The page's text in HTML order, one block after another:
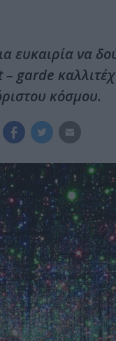
ευκαιρία να
κόσμου.